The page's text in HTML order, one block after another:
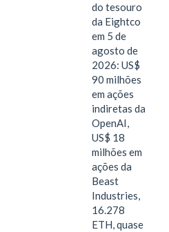
do tesouro
da Eightco
em 5 de
agosto de
2026: US$
90 milhões
em ações
indiretas da
OpenAI,
US$ 18
milhões em
ações da
Beast
Industries,
16.278
ETH, quase